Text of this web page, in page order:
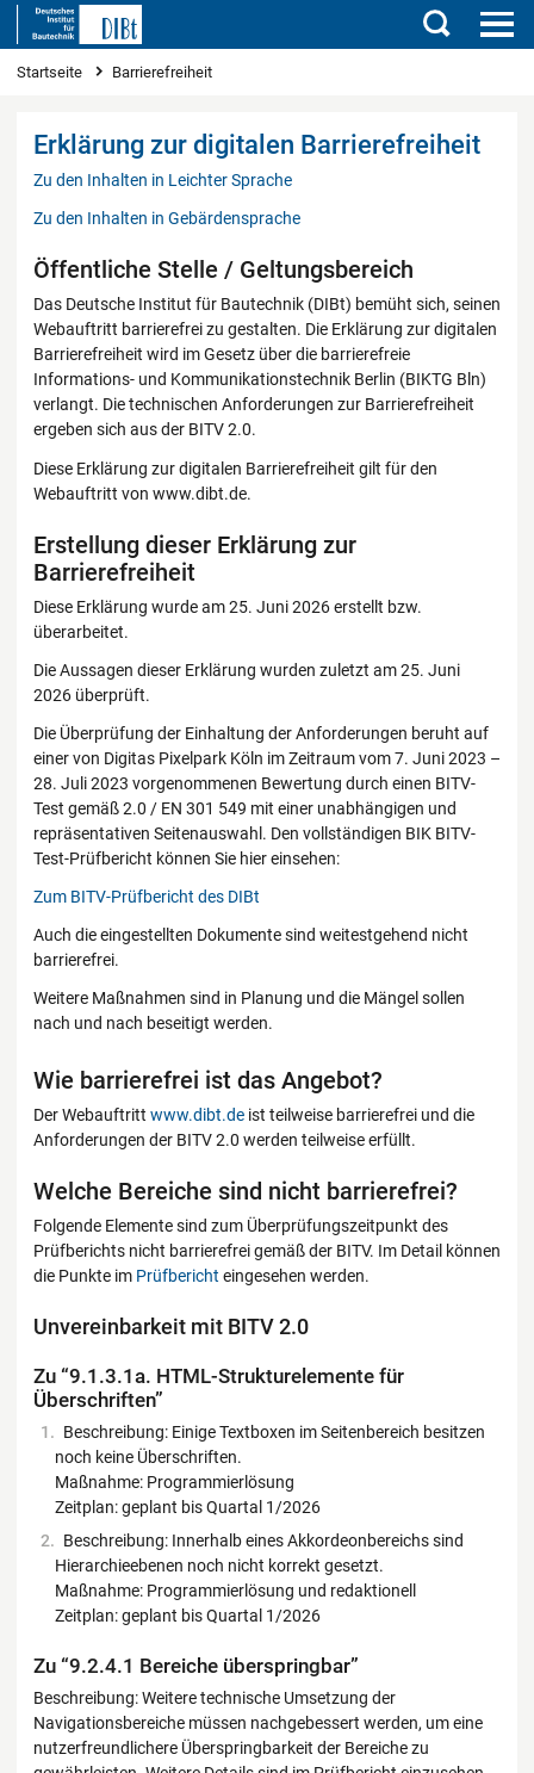
Suchen
Sie sind hier
Startseite Barrierefreiheit
Erklärung zur digitalen Barrierefreiheit
Zu den Inhalten in Leichter Sprache
Zu den Inhalten in Gebärdensprache
Öffentliche Stelle / Geltungsbereich
Das Deutsche Institut für Bautechnik (DIBt) bemüht sich, seinen
Webauftritt barrierefrei zu gestalten. Die Erklärung zur digitalen
Barrierefreiheit wird im Gesetz über die barrierefreie
Informations- und Kommunikationstechnik Berlin (BIKTG Bln)
verlangt. Die technischen Anforderungen zur Barrierefreiheit
ergeben sich aus der BITV 2.0.
Diese Erklärung zur digitalen Barrierefreiheit gilt für den
Webauftritt von www.dibt.de.
Erstellung dieser Erklärung zur
Barrierefreiheit
Diese Erklärung wurde am 25. Juni 2026 erstellt bzw.
überarbeitet.
Die Aussagen dieser Erklärung wurden zuletzt am 25. Juni
2026 überprüft.
Die Überprüfung der Einhaltung der Anforderungen beruht auf
einer von Digitas Pixelpark Köln im Zeitraum vom 7. Juni 2023 –
28. Juli 2023 vorgenommenen Bewertung durch einen BITV-
Test gemäß 2.0 / EN 301 549 mit einer unabhängigen und
repräsentativen Seitenauswahl. Den vollständigen BIK BITV-
Test-Prüfbericht können Sie hier einsehen:
Zum BITV-Prüfbericht des DIBt
Auch die eingestellten Dokumente sind weitestgehend nicht
barrierefrei.
Weitere Maßnahmen sind in Planung und die Mängel sollen
nach und nach beseitigt werden.
Wie barrierefrei ist das Angebot?
Der Webauftritt www.dibt.de ist teilweise barrierefrei und die
Anforderungen der BITV 2.0 werden teilweise erfüllt.
Welche Bereiche sind nicht barrierefrei?
Folgende Elemente sind zum Überprüfungszeitpunkt des
Prüfberichts nicht barrierefrei gemäß der BITV. Im Detail können
die Punkte im Prüfbericht eingesehen werden.
Unvereinbarkeit mit BITV 2.0
Zu “9.1.3.1a. HTML-Strukturelemente für
Überschriften”
Beschreibung: Einige Textboxen im Seitenbereich besitzen
noch keine Überschriften.
Maßnahme: Programmierlösung
Zeitplan: geplant bis Quartal 1/2026
Beschreibung: Innerhalb eines Akkordeonbereichs sind
Hierarchieebenen noch nicht korrekt gesetzt.
Maßnahme: Programmierlösung und redaktionell
Zeitplan: geplant bis Quartal 1/2026
Zu “9.2.4.1 Bereiche überspringbar”
Beschreibung: Weitere technische Umsetzung der
Navigationsbereiche müssen nachgebessert werden, um eine
nutzerfreundlichere Überspringbarkeit der Bereiche zu